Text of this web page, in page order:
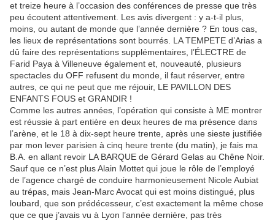
et treize heure à l’occasion des conférences de presse que très
peu écoutent attentivement. Les avis divergent : y a-t-il plus,
moins, ou autant de monde que l’année dernière ? En tous cas,
les lieux de représentations sont bourrés. LA TEMPETE d’Arias a
dû faire des représentations supplémentaires, l’ÉLECTRE de
Farid Paya à Villeneuve également et, nouveauté, plusieurs
spectacles du OFF refusent du monde, il faut réserver, entre
autres, ce qui ne peut que me réjouir, LE PAVILLON DES
ENFANTS FOUS et GRANDIR !
Comme les autres années, l’opération qui consiste à ME montrer
est réussie à part entière en deux heures de ma présence dans
l’arène, et le 18 à dix-sept heure trente, après une sieste justifiée
par mon lever parisien à cinq heure trente (du matin), je fais ma
B.A. en allant revoir LA BARQUE de Gérard Gelas au Chêne Noir.
Sauf que ce n’est plus Alain Mottet qui joue le rôle de l’employé
de l’agence chargé de conduire harmonieusement Nicole Aubiat
au trépas, mais Jean-Marc Avocat qui est moins distingué, plus
loubard, que son prédécesseur, c’est exactement la même chose
que ce que j’avais vu à Lyon l’année dernière, pas très